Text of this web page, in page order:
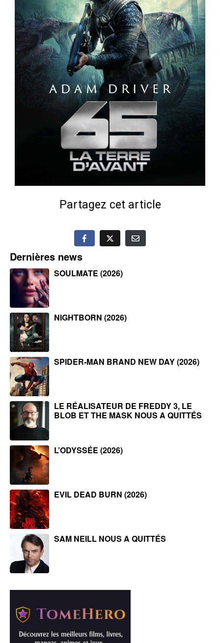
Partagez cet article
Dernières news
SOULMATE (2026)
NIGHTBORN (2026)
SPIDER-MAN BRAND NEW DAY (2026)
LE RÉALISATEUR DE FREDDY 3, LE
BLOB ET THE MASK NOUS A QUITTÉS
L’ODYSSÉE (2026)
EVIL DEAD BURN (2026)
SAM NEILL NOUS A QUITTÉS